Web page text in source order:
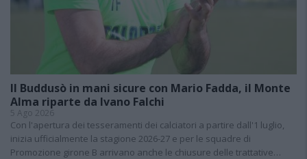
Il Buddusò in mani sicure con Mario Fadda, il Monte
Alma riparte da Ivano Falchi
5 Ago 2026
Con l'apertura dei tesseramenti dei calciatori a partire dall'1 luglio,
inizia ufficialmente la stagione 2026-27 e per le squadre di
Promozione girone B arrivano anche le chiusure delle trattative…